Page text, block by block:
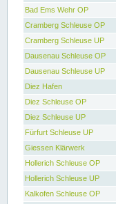
Bad Ems Wehr OP
Cramberg Schleuse OP
Cramberg Schleuse UP
Dausenau Schleuse OP
Dausenau Schleuse UP
Diez Hafen
Diez Schleuse OP
Diez Schleuse UP
Fürfurt Schleuse UP
Giessen Klärwerk
Hollerich Schleuse OP
Hollerich Schleuse UP
Kalkofen Schleuse OP